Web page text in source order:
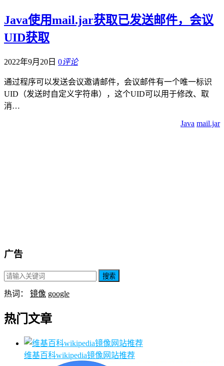
Java使用mail.jar获取已发送邮件，会议
UID获取
2022年9月20日 0评论
通过程序可以发送会议邀请邮件，会议邮件有一个唯一标识
UID（发送时自定义字符串），这个UID可以用于修改、取
消…
Java mail.jar
广告
搜索
热词： 镜像 google
热门文章
维基百科wikipedia镜像网站推荐